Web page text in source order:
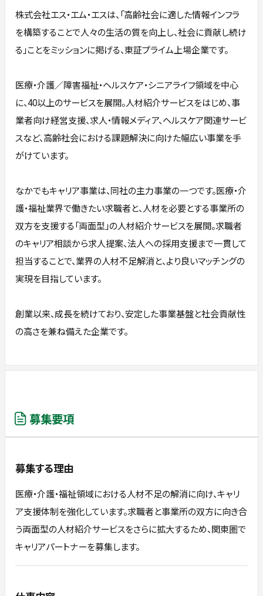
株式会社エス・エム・エスは、「高齢社会に適した情報インフラ
を構築することで人々の生活の質を向上し、社会に貢献し続け
る」ことをミッションに掲げる、東証プライム上場企業です。
医療・介護／障害福祉・ヘルスケア・シニアライフ領域を中心
に、40以上のサービスを展開。人材紹介サービスをはじめ、事
業者向け経営支援、求人・情報メディア、ヘルスケア関連サービ
スなど、高齢社会における課題解決に向けた幅広い事業を手
がけています。
なかでもキャリア事業は、同社の主力事業の一つです。医療・介
護・福祉業界で働きたい求職者と、人材を必要とする事業所の
双方を支援する「両面型」の人材紹介サービスを展開。求職者
のキャリア相談から求人提案、法人への採用支援まで一貫して
担当することで、業界の人材不足解消と、より良いマッチングの
実現を目指しています。
創業以来、成長を続けており、安定した事業基盤と社会貢献性
の高さを兼ね備えた企業です。
募集要項
募集する理由
医療・介護・福祉領域における人材不足の解消に向け、キャリ
ア支援体制を強化しています。求職者と事業所の双方に向き合
う両面型の人材紹介サービスをさらに拡大するため、関東圏で
キャリアパートナーを募集します。